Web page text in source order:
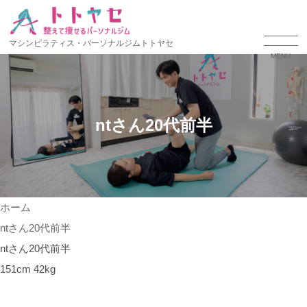
マシンピラティス・パーソナルジムトトヤセ
MENU
ntさん20代前半
ホーム
ntさん20代前半
ntさん20代前半
151cm 42kg